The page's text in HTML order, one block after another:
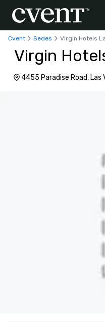
Cvent Sedes Virgin Hotels
Virgin
4455 Paradise Road, Las